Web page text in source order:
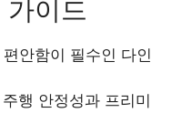
이드
안함이 필수인 다인
행 안정성과 프리미